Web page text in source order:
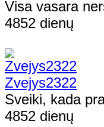
Visa vasara
4852 dienų
Zvejys2322
Sveiki, kada
4852 dienų